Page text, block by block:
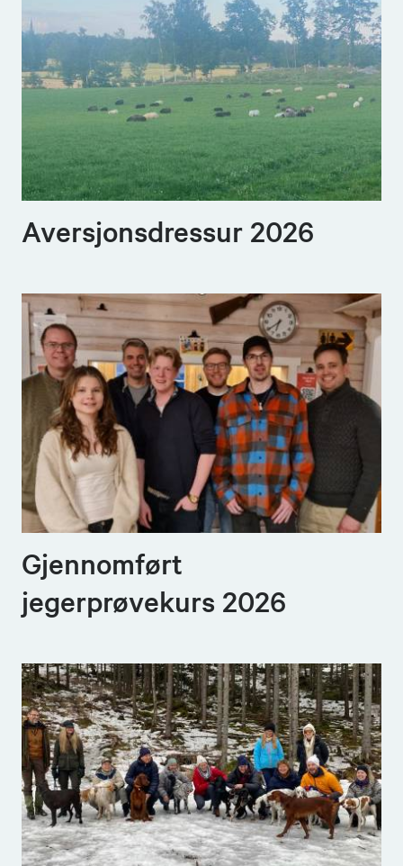
Aversjonsdressur 2026
Gjennomført
jegerprøvekurs 2026